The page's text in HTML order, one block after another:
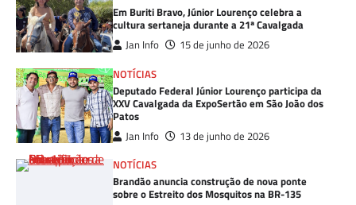
Em Buriti Bravo, Júnior Lourenço celebra a
cultura sertaneja durante a 21ª Cavalgada
Jan Info
15 de junho de 2026
NOTÍCIAS
Deputado Federal Júnior Lourenço participa da
XXV Cavalgada da ExpoSertão em São João dos
Patos
Jan Info
13 de junho de 2026
NOTÍCIAS
Brandão anuncia construção de nova ponte
sobre o Estreito dos Mosquitos na BR-135